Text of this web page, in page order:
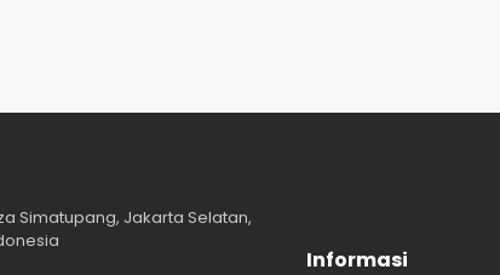
Simatupang, Jakarta Selatan,
Informasi